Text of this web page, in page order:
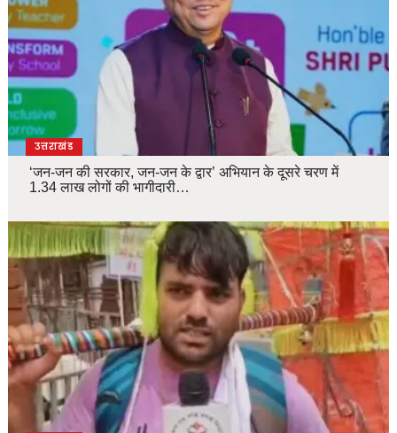
उत्तराखंड
‘जन-जन की सरकार, जन-जन के द्वार’ अभियान के दूसरे चरण में
1.34 लाख लोगों की भागीदारी…